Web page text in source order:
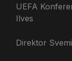
UEFA
Ilves
Direktor